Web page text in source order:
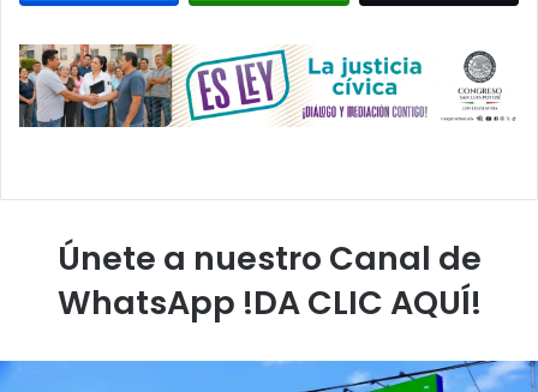
Únete a nuestro Canal de
WhatsApp !DA CLIC AQUÍ!